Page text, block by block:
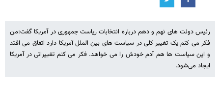
رئیس دولت های نهم و دهم درباره انتخابات ریاست جمهوری در آمریکا گفت:من
فکر می کنم یک تغییر کلی در سیاست های بین الملل آمریکا دارد اتفاق می افتد
و این سیاست ها هم آدم خودش را می خواهد. فکر می کنم تغییراتی در آمریکا
ایجاد می‌شود.